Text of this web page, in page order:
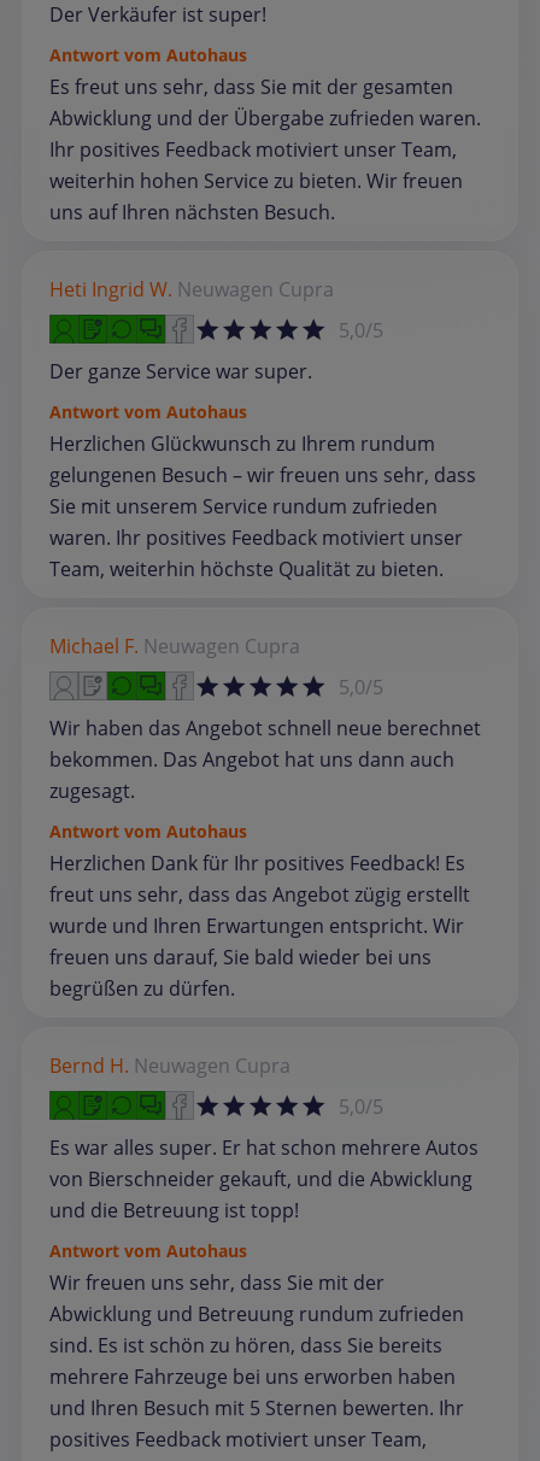
Der Verkäufer ist super!
Antwort vom Autohaus
Es freut uns sehr, dass Sie mit der gesamten
Abwicklung und der Übergabe zufrieden waren.
Ihr positives Feedback motiviert unser Team,
weiterhin hohen Service zu bieten. Wir freuen
uns auf Ihren nächsten Besuch.
Heti Ingrid W. Neuwagen Cupra
5,0/5
Der ganze Service war super.
Antwort vom Autohaus
Herzlichen Glückwunsch zu Ihrem rundum
gelungenen Besuch – wir freuen uns sehr, dass
Sie mit unserem Service rundum zufrieden
waren. Ihr positives Feedback motiviert unser
Team, weiterhin höchste Qualität zu bieten.
Michael F. Neuwagen Cupra
5,0/5
Wir haben das Angebot schnell neue berechnet
bekommen. Das Angebot hat uns dann auch
zugesagt.
Antwort vom Autohaus
Herzlichen Dank für Ihr positives Feedback! Es
freut uns sehr, dass das Angebot zügig erstellt
wurde und Ihren Erwartungen entspricht. Wir
freuen uns darauf, Sie bald wieder bei uns
begrüßen zu dürfen.
Bernd H. Neuwagen Cupra
5,0/5
Es war alles super. Er hat schon mehrere Autos
von Bierschneider gekauft, und die Abwicklung
und die Betreuung ist topp!
Antwort vom Autohaus
Wir freuen uns sehr, dass Sie mit der
Abwicklung und Betreuung rundum zufrieden
sind. Es ist schön zu hören, dass Sie bereits
mehrere Fahrzeuge bei uns erworben haben
und Ihren Besuch mit 5 Sternen bewerten. Ihr
positives Feedback motiviert unser Team,